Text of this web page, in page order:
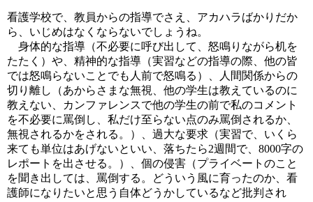
看護学校で、教員からの指導でさえ、アカハラばかりだか
ら、いじめはなくならないでしょうね。
身体的な指導（不必要に呼び出して、怒鳴りながら机を
たたく）や、精神的な指導（実習などの指導の際、他の皆
では怒鳴らないことでも人前で怒鳴る）、人間関係からの
切り離し（あからさまな無視、他の学生は教えているのに
教えない、カンファレンスで他の学生の前で私のコメント
を不必要に罵倒し、私だけ至らない点のみ罵倒されるか、
無視されるかをされる。）、過大な要求（実習で、いくら
来ても単位はあげないといい、落ちたら2週間で、8000字の
レポートを出させる。）、個の侵害（プライベートのこと
を聞き出しては、罵倒する。どういう風に育ったのか、看
護師になりたいと思う自体どうかしているなど批判され